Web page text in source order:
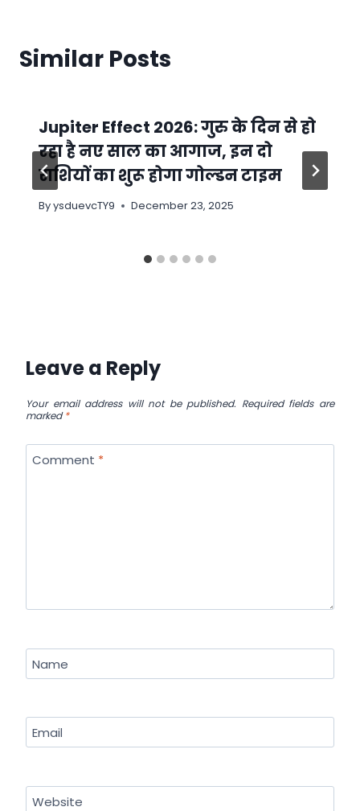
Similar Posts
Jupiter Effect 2026: गुरु के दिन से हो
रहा है नए साल का आगाज, इन दो
राशियों का शुरू होगा गोल्डन टाइम
ByysduevcTY9 December 23, 2025
Leave a Reply
Your email address will not be published. Required fields are
marked*
Comment *
Name
Email
Website